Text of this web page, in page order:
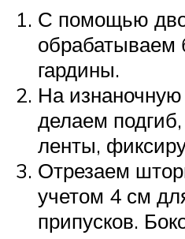
С помощью
обрабатываем
гардины.
На изнаночную
делаем
ленты,
Отрезаем
учетом 4 см
припусков.